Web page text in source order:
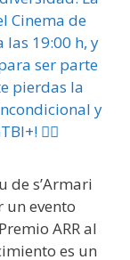
de s’Armari
un evento
ARR al
es un